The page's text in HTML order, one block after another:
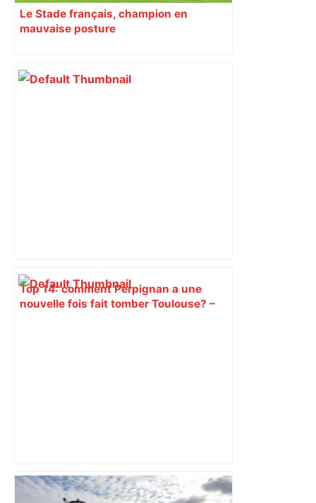
Le Stade français, champion en
mauvaise posture
Top 14: comment Perpignan a une
nouvelle fois fait tomber Toulouse? –
Ligue 1 | Toulouse – Marseille |